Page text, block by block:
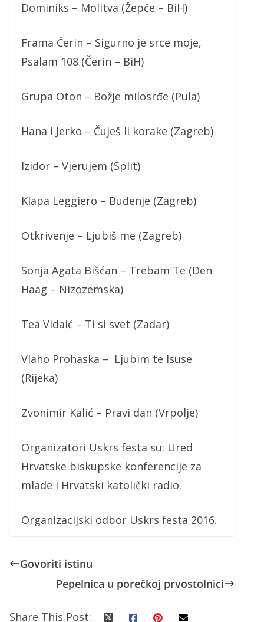
Dominiks – Molitva (Žepče – BiH)
Frama Čerin – Sigurno je srce moje,
Psalam 108 (Čerin – BiH)
Grupa Oton – Božje milosrđe (Pula)
Hana i Jerko – Čuješ li korake (Zagreb)
Izidor – Vjerujem (Split)
Klapa Leggiero – Buđenje (Zagreb)
Otkrivenje – Ljubiš me (Zagreb)
Sonja Agata Bišćan – Trebam Te (Den
Haag – Nizozemska)
Tea Vidaić – Ti si svet (Zadar)
Vlaho Prohaska – Ljubim te Isuse
(Rijeka)
Zvonimir Kalić – Pravi dan (Vrpolje)
Organizatori Uskrs festa su: Ured
Hrvatske biskupske konferencije za
mlade i Hrvatski katolički radio.
Organizacijski odbor Uskrs festa 2016.
Govoriti istinu
Pepelnica u porečkoj prvostolnici
Share This Post: